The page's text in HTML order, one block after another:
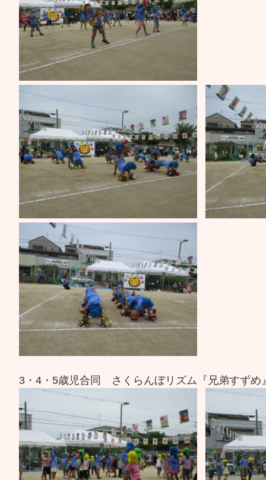
3・4・5歳児合同 さくらんぼリズム『兄弟すずめ